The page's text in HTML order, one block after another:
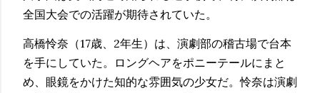
全国大会での活躍が期待されていた。
高橋怜奈（17歳、2年生）は、演劇部の稽古場で台本
を手にしていた。ロングヘアをポニーテールにまと
め、眼鏡をかけた知的な雰囲気の少女だ。怜奈は演劇